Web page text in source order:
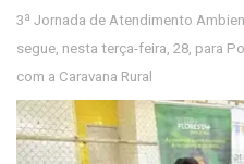
3ª Jornada de Atendimento
segue, nesta terça-feira, 28, para
com a Caravana Rural